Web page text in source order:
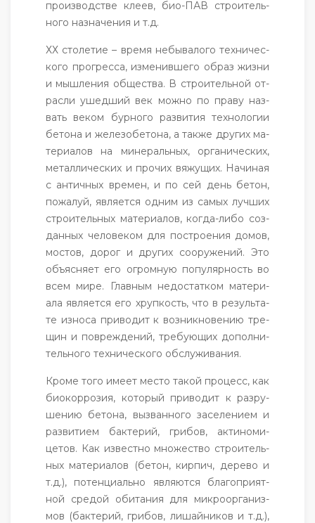
про­из­водс­тве кле­ев, био-ПАВ стро­итель­
но­го наз­на­чения и т.д.
ХХ сто­летие – вре­мя не­быва­лого тех­ни­чес­
ко­го прог­ресса, из­ме­нив­ше­го об­раз жиз­ни
и мыш­ле­ния об­щес­тва. В стро­итель­ной от­
расли ушед­ший век мож­но по пра­ву наз­
вать ве­ком бур­но­го раз­ви­тия тех­но­логии
бе­тона и же­лезо­бето­на, а так­же дру­гих ма­
тери­алов на ми­нераль­ных, ор­га­ничес­ких,
ме­тал­ли­чес­ких и про­чих вя­жущих. На­чиная
с ан­тичных вре­мен, и по сей день бе­тон,
по­жалуй, яв­ля­ет­ся од­ним из са­мых луч­ших
стро­итель­ных ма­тери­алов, ког­да-ли­бо соз­
данных че­лове­ком для пос­тро­ения до­мов,
мос­тов, до­рог и дру­гих со­ору­жений. Это
объ­яс­ня­ет его ог­ромную по­пуляр­ность во
всем ми­ре. Глав­ным не­дос­татком ма­тери­
ала яв­ля­ет­ся его хруп­кость, что в ре­зуль­та­
те из­но­са при­водит к воз­никно­вению тре­
щин и пов­режде­ний, тре­бу­ющих до­пол­ни­
тель­но­го тех­ни­чес­ко­го об­слу­жива­ния.
Кро­ме то­го име­ет мес­то та­кой про­цесс, как
би­окор­ро­зия, ко­торый при­водит к раз­ру­
шению бе­тона, выз­ванно­го за­селе­ни­ем и
раз­ви­ти­ем бак­те­рий, гри­бов, ак­ти­номи­
цетов. Как из­вес­тно мно­жес­тво стро­итель­
ных ма­тери­алов (бе­тон, кир­пич, де­рево и
т.д.), по­тен­ци­аль­но яв­ля­ют­ся бла­гоп­ри­ят­
ной сре­дой оби­тания для мик­ро­ор­га­низ­
мов (бак­те­рий, гри­бов, ли­шай­ни­ков и т.д.),